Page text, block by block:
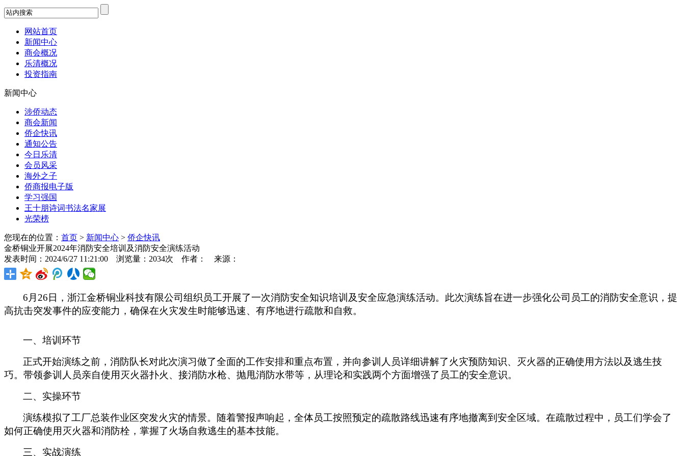
网站首页
新闻中心
商会概况
乐清概况
投资指南
新闻中心
涉侨动态
商会新闻
侨企快讯
通知公告
今日乐清
会员风采
海外之子
侨商报电子版
学习强国
王十朋诗词书法名家展
光荣榜
您现在的位置： 首页 > 新闻中心 > 侨企快讯
金桥铜业开展2024年消防安全培训及消防安全演练活动
发表时间：2024/6/27 11:21:00 浏览量：2034次 作者： 来源：
6 月 26日，浙江金桥铜业科技有限公司组织员工开展了一次消防安全知识培训及安全应急演练活动。此次演练旨在进一步强化公司员工的消防安全意识，提
高抗击突发事件的应变能力，确保在火灾发生时能够迅速、有序地进行疏散和自救。
一、培训环节
正式开始演练之前，消防队长对此次演习做了全面的工作安排和重点布置，并向参训人员详细讲解了火灾预防知识、灭火器的正确使用方法以及逃生技
巧。带领参训人员亲自使用灭火器扑火、接消防水枪、抛甩消防水带等，从理论和实践两个方面增强了员工的安全意识。
二、实操环节
演练模拟了工厂总装作业区突发火灾的情景。随着警报声响起，全体员工按照预定的疏散路线迅速有序地撤离到安全区域。在疏散过程中，员工们学会了
如何正确使用灭火器和消防栓，掌握了火场自救逃生的基本技能。
三、实战演练